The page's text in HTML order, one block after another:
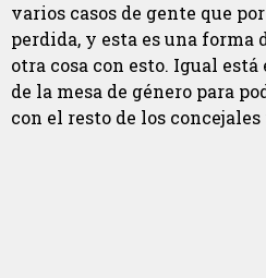
varios casos de gente que
perdida, y esta es una forma
otra cosa con esto. Igual
de la mesa de género para
con el resto de los concejales